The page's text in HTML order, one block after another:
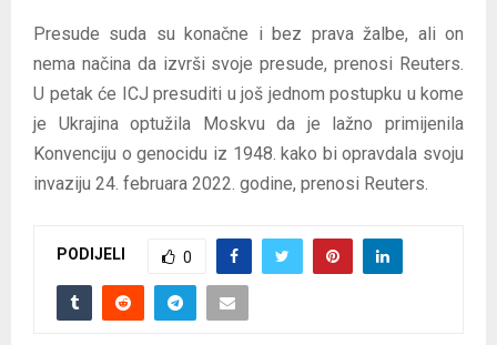
Presude suda su konačne i bez prava žalbe, ali on
nema načina da izvrši svoje presude, prenosi Reuters.
U petak će ICJ presuditi u još jednom postupku u kome
je Ukrajina optužila Moskvu da je lažno primijenila
Konvenciju o genocidu iz 1948. kako bi opravdala svoju
invaziju 24. februara 2022. godine, prenosi Reuters.
PODIJELI 0